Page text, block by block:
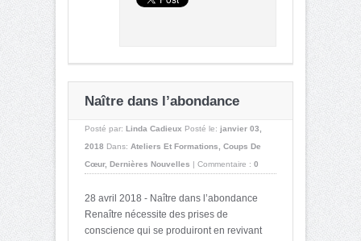
Naître dans l’abondance
Posté par: Linda Cadieux Posté le: janvier 03,
2018 Dans: Ateliers Et Formations
Coups De
Cœur, Dernières Nouvelles | Commentaire : 0
28 avril 2018 - Naître dans l’abondance
Renaître nécessite des prises de
conscience qui se produiront en revivant